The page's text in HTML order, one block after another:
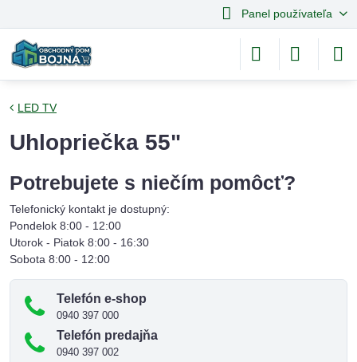
Panel používateľa
LED TV
Uhlopriečka 55"
Potrebujete s niečím pomôcť?
Telefonický kontakt je dostupný:
Pondelok 8:00 - 12:00
Utorok - Piatok 8:00 - 16:30
Sobota 8:00 - 12:00
Telefón e-shop
0940 397 000
Telefón predajňa
0940 397 002